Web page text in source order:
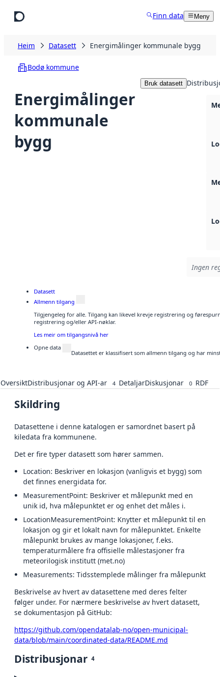
Finn data Meny
Heim Datasett Energimålinger kommunale bygg
Bodø kommune
Energimålinger
kommunale
bygg
Bruk datasett
Ingen
Datasett
Allmenn tilgang
Tilgjengeleg for alle. Tilgang kan likevel krevje registrering og
registrering og/eller API-nøklar.
Les meir om tilgangsnivå her
Opne data
Datasettet er klassifisert som allmenn tilgang og har
OversiktDistribusjonar og API-ar 4 DetaljarDiskusjonar 0 RDF
Skildring
Datasettene i denne katalogen er samordnet basert på
kiledata fra kommunene.
Det er fire typer datasett som hører sammen.
Location: Beskriver en lokasjon (vanligvis et bygg) som
det finnes energidata for.
MeasurementPoint: Beskriver et målepunkt med en
unik id, hva målepunktet er og enhet det måles i.
LocationMeasurementPoint: Knytter et målepunkt til en
lokasjon og gir et lokalt navn for målepunktet. Enkelte
målepunkt brukes av mange lokasjoner, f.eks.
temperaturmålere fra offisielle målestasjoner fra
meteorilogisk institutt (met.no)
Measurements: Tidsstemplede målinger fra målepunkt
Beskrivelse av hvert av datasettene med deres felter
følger under. For nærmere beskrivelse av hvert datasett,
se dokumentasjon på GitHub:
https://github.com/opendatalab-no/open-municipal-
data/blob/main/coordinated-data/README.md
Distribusjonar 4